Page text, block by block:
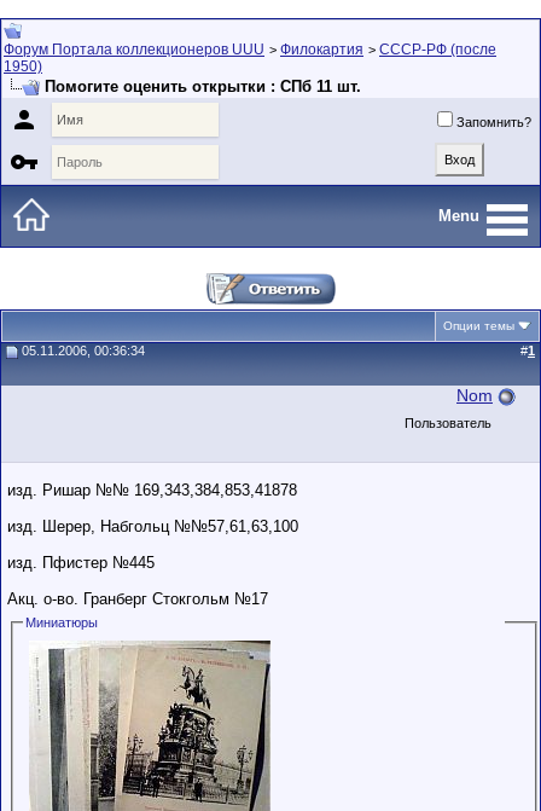
Форум Портала коллекционеров UUU > Филокартия > СССР-РФ (после
1950)
Помогите оценить открытки : СПб 11 шт.
 Запомнить?

Menu
Опции темы
05.11.2006, 00:36:34 #1
Nom
Пользователь
изд. Ришар №№ 169,343,384,853,41878
изд. Шерер, Набгольц №№57,61,63,100
изд. Пфистер №445
Акц. о-во. Гранберг Стокгольм №17
Миниатюры